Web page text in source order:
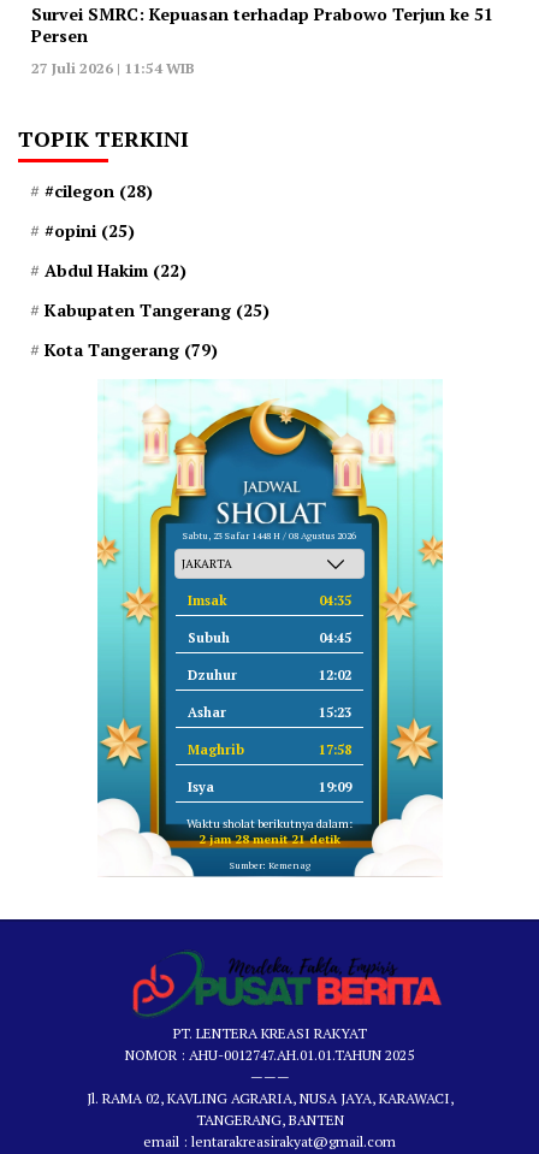
‎Survei SMRC: Kepuasan terhadap Prabowo Terjun ke 51
Persen
27 Juli 2026 | 11:54 WIB
TOPIK TERKINI
#cilegon (28)
#opini (25)
Abdul Hakim (22)
Kabupaten Tangerang (25)
Kota Tangerang (79)
Sabtu, 23 Safar 1448 H / 08 Agustus 2026
Imsak 04:35
Subuh 04:45
Dzuhur 12:02
Ashar 15:23
Maghrib 17:58
Isya 19:09
Waktu sholat berikutnya dalam:
2 jam 28 menit 21 detik
Sumber: Kemenag
PT. LENTERA KREASI RAKYAT
NOMOR : AHU-0012747.AH.01.01.TAHUN 2025
———
Jl. RAMA 02, KAVLING AGRARIA, NUSA JAYA, KARAWACI,
TANGERANG, BANTEN
email : lentarakreasirakyat@gmail.com